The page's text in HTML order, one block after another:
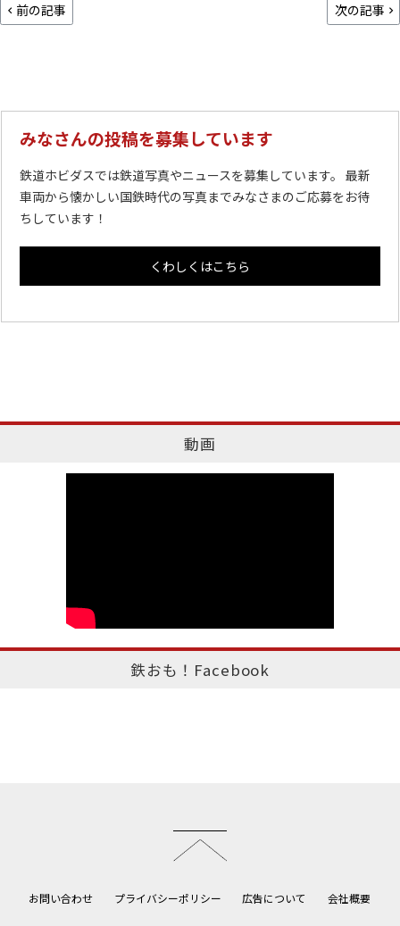
前の記事 次の記事
みなさんの投稿を募集しています
鉄道ホビダスでは鉄道写真やニュースを募集しています。 最新
車両から懐かしい国鉄時代の写真までみなさまのご応募をお待
ちしています！
くわしくはこちら
動画
鉄おも！Facebook
お問い合わせ プライバシーポリシー 広告について 会社概要